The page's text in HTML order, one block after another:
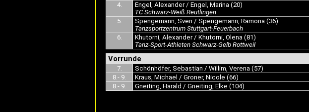
4.
Engel, Alexander / Engel, Marina (20)
TC Schwarz-Weiß Reutlingen
5.
Spengemann, Sven / Spengemann, Ramona (36)
Tanzsportzentrum Stuttgart-Feuerbach
6.
Khutorni, Alexander / Khutorni, Olena (81)
Tanz-Sport-Athleten Schwarz-Gelb Rottweil
Vorrunde
7. Schönhöfer, Sebastian / Willim, Verena (57)
8.- 9.
Kraus, Michael / Groner, Nicole (66)
8.- 9.
Gneiting, Harald / Gneiting, Elke (104)